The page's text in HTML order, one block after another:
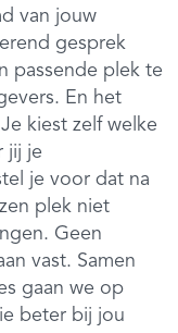
van jouw
gesprek
passende plek te
En het
kiest zelf welke
jij je
je voor dat na
plek niet
Geen
vast. Samen
gaan we op
beter bij jou